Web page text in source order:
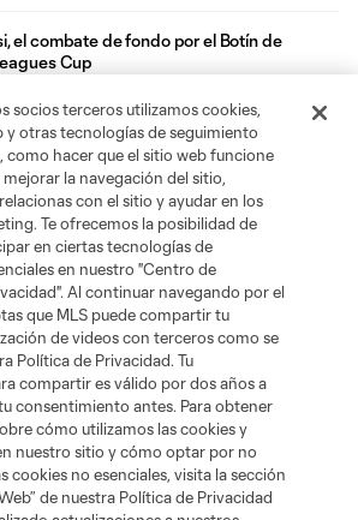
el combate de fondo por el Botín de
Cup
ganar en un torneo internacional y
socios terceros utilizamos cookies,
y otras tecnologías de seguimiento
como hacer que el sitio web funcione
la navegación del sitio,
con el sitio y ayudar en los
Te ofrecemos la posibilidad de
en ciertas tecnologías de
en nuestro "Centro de
Al continuar navegando por el
que MLS puede compartir tu
de videos con terceros como se
Política de Privacidad. Tu
compartir es válido por dos años a
consentimiento antes. Para obtener
cómo utilizamos las cookies y
nuestro sitio y cómo optar por no
cookies no esenciales, visita la sección
de nuestra Política de Privacidad